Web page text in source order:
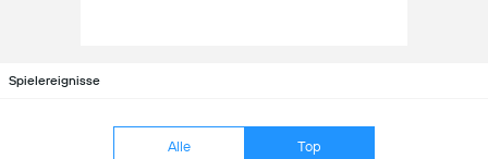
Spielereignisse
Alle Top